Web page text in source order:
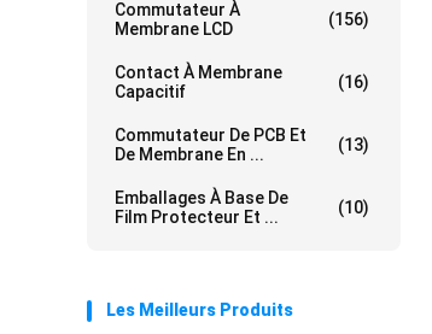
Commutateur À
Membrane LCD
(156)
Contact À Membrane
Capacitif
(16)
Commutateur De PCB Et
De Membrane En ...
(13)
Emballages À Base De
Film Protecteur Et ...
(10)
Les Meilleurs Produits